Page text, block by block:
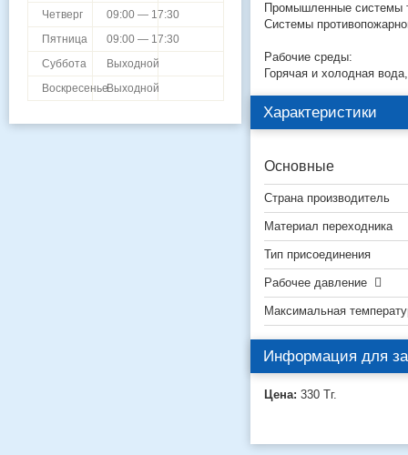
Промышленные системы
Системы
Рабочие среды:
Горячая и холодная
Характеристики
Основные
Страна производитель
Материал переходника
Тип присоединения
Рабочее давление
Максимальная
Информация для
Цена: 330 Тг.
Четверг
09:00 — 17:30
Пятница
09:00 — 17:30
Суббота
Выходной
ВоскресеньеВыходной